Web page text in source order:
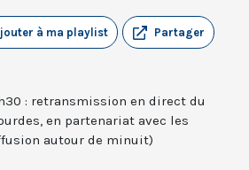
Partager
à ma playlist
: retransmission en direct du
en partenariat avec les
autour de minuit)